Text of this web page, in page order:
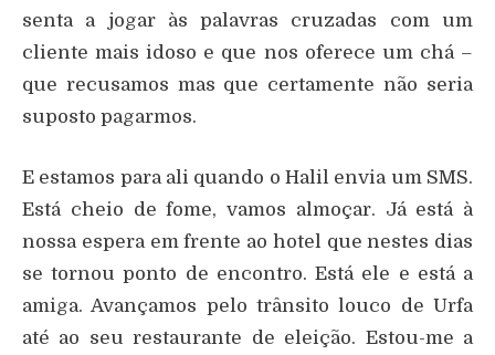
senta a jogar às palavras cruzadas com um
cliente mais idoso e que nos oferece um chá –
que recusamos mas que certamente não seria
suposto pagarmos.
E estamos para ali quando o Halil envia um SMS.
Está cheio de fome, vamos almoçar. Já está à
nossa espera em frente ao hotel que nestes dias
se tornou ponto de encontro. Está ele e está a
amiga. Avançamos pelo trânsito louco de Urfa
até ao seu restaurante de eleição. Estou-me a